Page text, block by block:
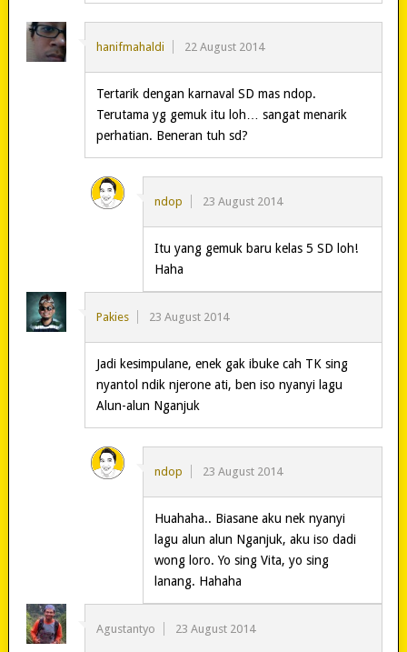
hanifmahaldi 22 August 2014
Tertarik dengan karnaval SD mas ndop.
Terutama yg gemuk itu loh… sangat menarik
perhatian. Beneran tuh sd?
ndop 23 August 2014
Itu yang gemuk baru kelas 5 SD loh!
Haha
Pakies 23 August 2014
Jadi kesimpulane, enek gak ibuke cah TK sing
nyantol ndik njerone ati, ben iso nyanyi lagu
Alun-alun Nganjuk
ndop 23 August 2014
Huahaha.. Biasane aku nek nyanyi
lagu alun alun Nganjuk, aku iso dadi
wong loro. Yo sing Vita, yo sing
lanang. Hahaha
Agustantyo 23 August 2014